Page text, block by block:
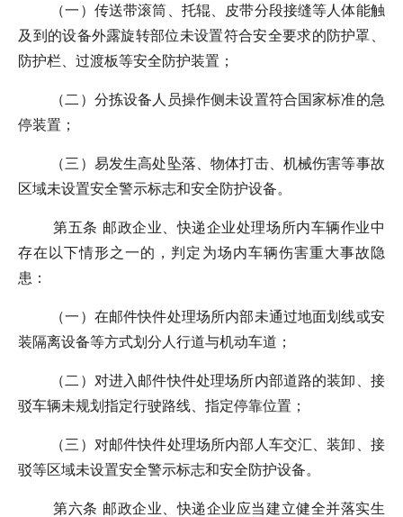
（一）传送带滚筒、托辊、皮带分段接缝等人体能触
及到的设备外露旋转部位未设置符合安全要求的防护罩、
防护栏、过渡板等安全防护装置；
（二）分拣设备人员操作侧未设置符合国家标准的急
停装置；
（三）易发生高处坠落、物体打击、机械伤害等事故
区域未设置安全警示标志和安全防护设备。
第五条 邮政企业、快递企业处理场所内车辆作业中
存在以下情形之一的，判定为场内车辆伤害重大事故隐
患：
（一）在邮件快件处理场所内部未通过地面划线或安
装隔离设备等方式划分人行道与机动车道；
（二）对进入邮件快件处理场所内部道路的装卸、接
驳车辆未规划指定行驶路线、指定停靠位置；
（三）对邮件快件处理场所内部人车交汇、装卸、接
驳等区域未设置安全警示标志和安全防护设备。
第六条 邮政企业、快递企业应当建立健全并落实生